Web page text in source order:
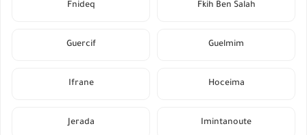
Fkih Ben Salah
Fnideq
Guelmim
Guercif
Hoceima
Ifrane
Imintanoute
Jerada